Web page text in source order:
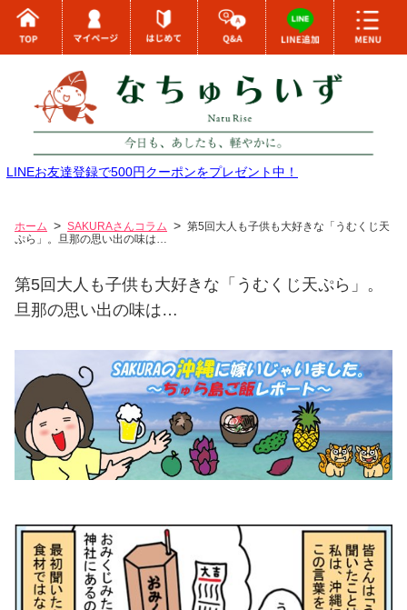
LINEお友達登録で500円クーポンをプレゼント中！
ホーム SAKURAさんコラム
第5回大人も子供も大好きな「うむくじ天
ぷら」。旦那の思い出の味は…
第5回大人も子供も大好きな「うむくじ天ぷら」。
旦那の思い出の味は…